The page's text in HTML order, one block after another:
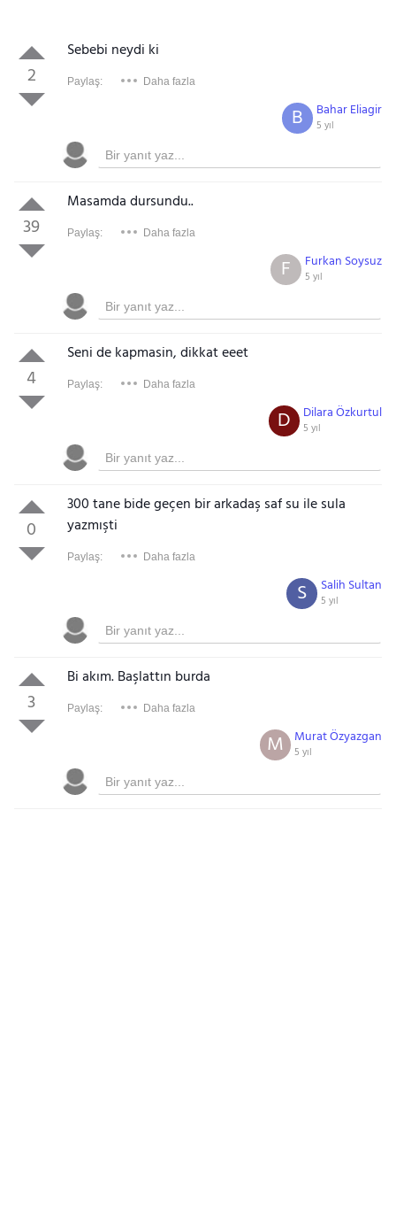
2
Sebebi neydi ki
Paylaş: Daha fazla
Bahar Eliagir
5 yıl
B
39
Masamda dursundu..
Paylaş: Daha fazla
Furkan Soysuz
5 yıl
F
4
Seni de kapmasin, dikkat eeet
Paylaş: Daha fazla
Dilara Özkurtul
5 yıl
D
0
300 tane bide geçen bir arkadaş saf su ile sula
yazmışti
Paylaş: Daha fazla
Salih Sultan
5 yıl
S
3
Bi akım. Başlattın burda
Paylaş: Daha fazla
Murat Özyazgan
5 yıl
M